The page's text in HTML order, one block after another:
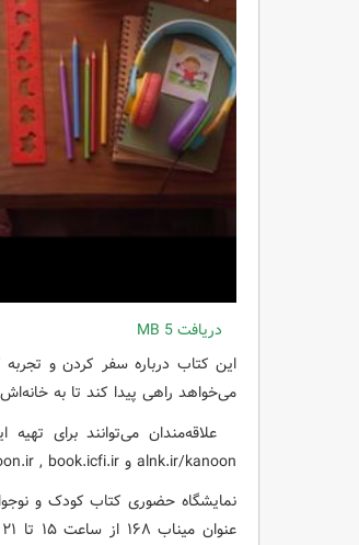
دریافت5 MB
این کتاب درباره‌ سفر کردن و
می‌خواهد راهی پیدا کند تا به
alnk.ir/kanoon و Digikanoon.ir , book.icfi.ir تهیه کنند.
نمایشگاه حضوری کتاب کودک و